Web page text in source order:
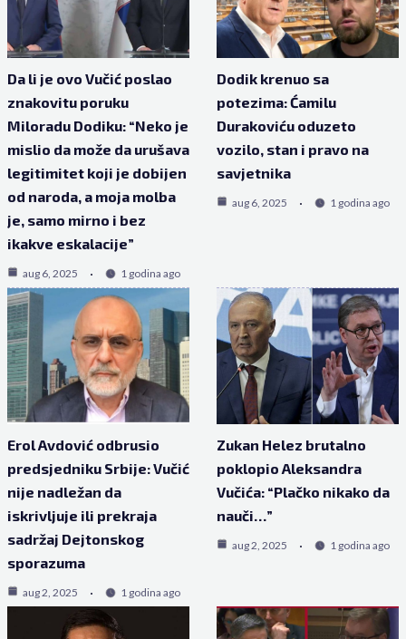
Da li je ovo Vučić poslao
znakovitu poruku
Miloradu Dodiku: “Neko je
mislio da može da urušava
legitimitet koji je dobijen
od naroda, a moja molba
je, samo mirno i bez
ikakve eskalacije”
aug 6, 2025 1 godina ago
Dodik krenuo sa
potezima: Ćamilu
Durakoviću oduzeto
vozilo, stan i pravo na
savjetnika
aug 6, 2025 1 godina ago
Erol Avdović odbrusio
predsjedniku Srbije: Vučić
nije nadležan da
iskrivljuje ili prekraja
sadržaj Dejtonskog
sporazuma
aug 2, 2025 1 godina ago
Zukan Helez brutalno
poklopio Aleksandra
Vučića: “Plačko nikako da
nauči…”
aug 2, 2025 1 godina ago